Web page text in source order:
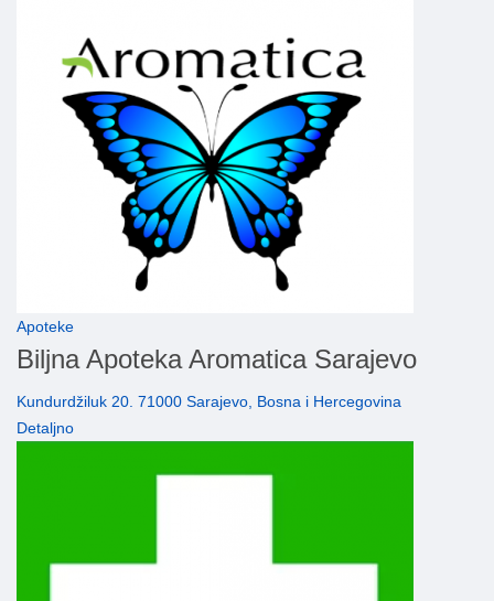
Apoteke
Biljna Apoteka Aromatica Sarajevo
Kundurdžiluk 20. 71000 Sarajevo, Bosna i Hercegovina
Detaljno